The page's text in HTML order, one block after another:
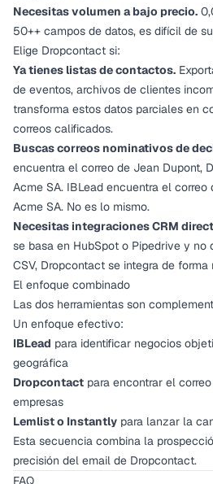
Necesitas volumen a bajo precio.
50++ campos de datos, es difícil de
Elige Dropcontact si:
Ya tienes listas de contactos.
de eventos, archivos de clientes
transforma estos datos parciales en
correos calificados.
Buscas correos nominativos de
encuentra el correo de Jean Dupont,
Acme SA. IBLead encuentra el
Acme SA. No es lo mismo.
Necesitas integraciones CRM
se basa en HubSpot o Pipedrive y no
CSV, Dropcontact se integra de forma
El enfoque combinado
Las dos herramientas son
Un enfoque efectivo:
IBLead para identificar negocios
geográfica
Dropcontact para encontrar el
empresas
Lemlist o Instantly para lanzar la
Esta secuencia combina la
precisión del email de Dropcontact.
FAQ